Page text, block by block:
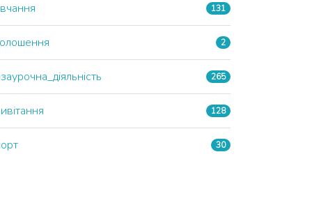
131
2
265
128
30